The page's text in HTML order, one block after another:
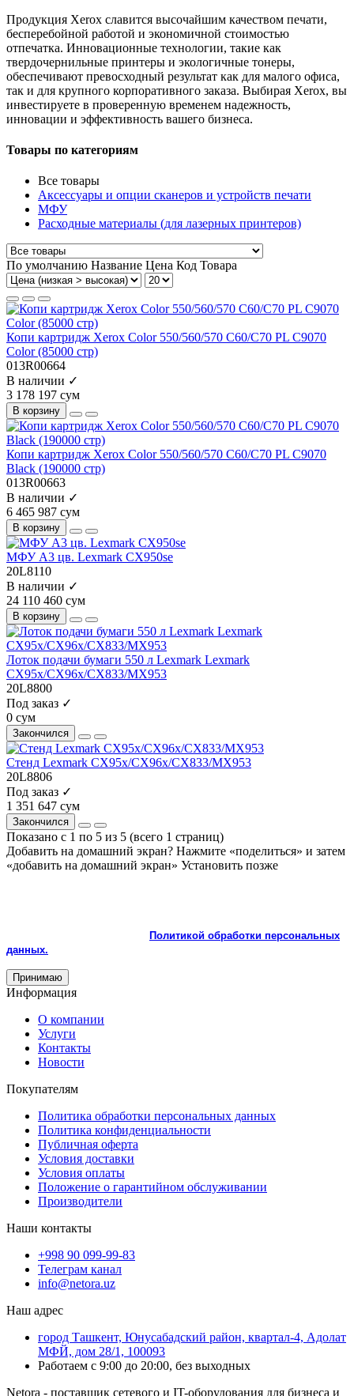
Продукция Xerox славится высочайшим качеством печати,
бесперебойной работой и экономичной стоимостью
отпечатка. Инновационные технологии, такие как
твердочернильные принтеры и экологичные тонеры,
обеспечивают превосходный результат как для малого офиса,
так и для крупного корпоративного заказа. Выбирая Xerox, вы
инвестируете в проверенную временем надежность,
инновации и эффективность вашего бизнеса.
Товары по категориям
Все товары
Аксессуары и опции сканеров и устройств печати
МФУ
Расходные материалы (для лазерных принтеров)
По умолчанию Название Цена Код Товара
Копи картридж Xerox Color 550/560/570 C60/C70 PL C9070
Color (85000 стр)
013R00664
В наличии ✓
3 178 197 сум
В корзину
Копи картридж Xerox Color 550/560/570 C60/C70 PL C9070
Black (190000 стр)
013R00663
В наличии ✓
6 465 987 сум
В корзину
МФУ A3 цв. Lexmark CX950se
20L8110
В наличии ✓
24 110 460 сум
В корзину
Лоток подачи бумаги 550 л Lexmark Lexmark
CX95x/CX96x/CX833/MX953
20L8800
Под заказ ✓
0 сум
Закончился
Стенд Lexmark CX95x/CX96x/CX833/MX953
20L8806
Под заказ ✓
1 351 647 сум
Закончился
Показано с 1 по 5 из 5 (всего 1 страниц)
Добавить на домашний экран? Нажмите «поделиться» и затем
«добавить на домашний экран» Установить позже
Политикой обработки персональных
данных.
Принимаю
Информация
О компании
Услуги
Контакты
Новости
Покупателям
Политика обработки персональных данных
Политика конфиденциальности
Публичная оферта
Условия доставки
Условия оплаты
Положение о гарантийном обслуживании
Производители
Наши контакты
+998 90 099-99-83
Телеграм канал
info@netora.uz
Наш адрес
город Ташкент, Юнусабадский район, квартал-4, Адолат
МФЙ, дом 28/1, 100093
Работаем с 9:00 до 20:00, без выходных
Netora - поставщик сетевого и IT-оборудования для бизнеса и